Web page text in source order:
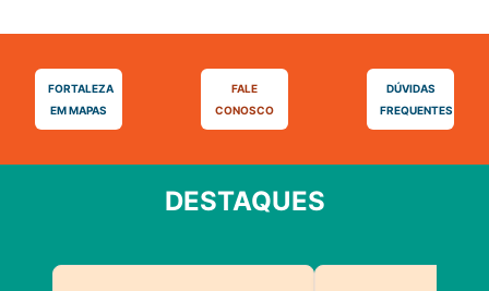
FORTALEZA
EM MAPAS
FALE
CONOSCO
DÚVIDAS
FREQUENTES
DESTAQUES